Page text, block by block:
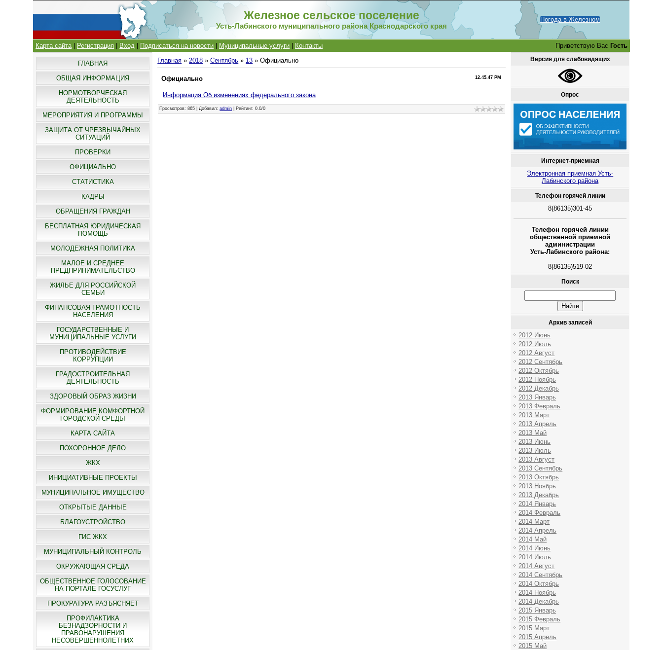
Железное сельское поселение
Усть-Лабинского муниципального района Краснодарского края
Погода в Железном
Карта сайта| Регистрация Вход Подписаться на новости Муниципальные услуги Контакты Приветствую Вас Гость
ГЛАВНАЯ
ОБЩАЯ ИНФОРМАЦИЯ
НОРМОТВОРЧЕСКАЯ
ДЕЯТЕЛЬНОСТЬ
МЕРОПРИЯТИЯ И ПРОГРАММЫ
ЗАЩИТА ОТ ЧРЕЗВЫЧАЙНЫХ
СИТУАЦИЙ
ПРОВЕРКИ
ОФИЦИАЛЬНО
СТАТИСТИКА
КАДРЫ
ОБРАЩЕНИЯ ГРАЖДАН
БЕСПЛАТНАЯ ЮРИДИЧЕСКАЯ
ПОМОЩЬ
МОЛОДЕЖНАЯ ПОЛИТИКА
МАЛОЕ И СРЕДНЕЕ
ПРЕДПРИНИМАТЕЛЬСТВО
ЖИЛЬЕ ДЛЯ РОССИЙСКОЙ
СЕМЬИ
ФИНАНСОВАЯ ГРАМОТНОСТЬ
НАСЕЛЕНИЯ
ГОСУДАРСТВЕННЫЕ И
МУНИЦИПАЛЬНЫЕ УСЛУГИ
ПРОТИВОДЕЙСТВИЕ
КОРРУПЦИИ
ГРАДОСТРОИТЕЛЬНАЯ
ДЕЯТЕЛЬНОСТЬ
ЗДОРОВЫЙ ОБРАЗ ЖИЗНИ
ФОРМИРОВАНИЕ КОМФОРТНОЙ
ГОРОДСКОЙ СРЕДЫ
КАРТА САЙТА
ПОХОРОННОЕ ДЕЛО
ЖКХ
ИНИЦИАТИВНЫЕ ПРОЕКТЫ
МУНИЦИПАЛЬНОЕ ИМУЩЕСТВО
ОТКРЫТЫЕ ДАННЫЕ
БЛАГОУСТРОЙСТВО
ГИС ЖКХ
МУНИЦИПАЛЬНЫЙ КОНТРОЛЬ
ОКРУЖАЮЩАЯ СРЕДА
ОБЩЕСТВЕННОЕ ГОЛОСОВАНИЕ
НА ПОРТАЛЕ ГОСУСЛУГ
ПРОКУРАТУРА РАЗЪЯСНЯЕТ
ПРОФИЛАКТИКА
БЕЗНАДЗОРНОСТИ И
ПРАВОНАРУШЕНИЯ
НЕСОВЕРШЕННОЛЕТНИХ
Главная »2018 » Сентябрь » 13 » Официально
12.45.47 PM
Официально
Информация Об изменениях федерального закона
Просмотров: 865 |Добавил:admin Рейтинг:0.0/0
Версия для слабовидящих
Опрос
Интернет-приемная
Электронная приемная Усть-
Лабинского района
Телефон горячей линии
8(86135)301-45
Телефон горячей линии
общественной приемной
администрации
Усть-Лабинского района:
8(86135)519-02
Поиск
Архив записей
2012 Июнь
2012 Июль
2012 Август
2012 Сентябрь
2012 Октябрь
2012 Ноябрь
2012 Декабрь
2013 Январь
2013 Февраль
2013 Март
2013 Апрель
2013 Май
2013 Июнь
2013 Июль
2013 Август
2013 Сентябрь
2013 Октябрь
2013 Ноябрь
2013 Декабрь
2014 Январь
2014 Февраль
2014 Март
2014 Апрель
2014 Май
2014 Июнь
2014 Июль
2014 Август
2014 Сентябрь
2014 Октябрь
2014 Ноябрь
2014 Декабрь
2015 Январь
2015 Февраль
2015 Март
2015 Апрель
2015 Май